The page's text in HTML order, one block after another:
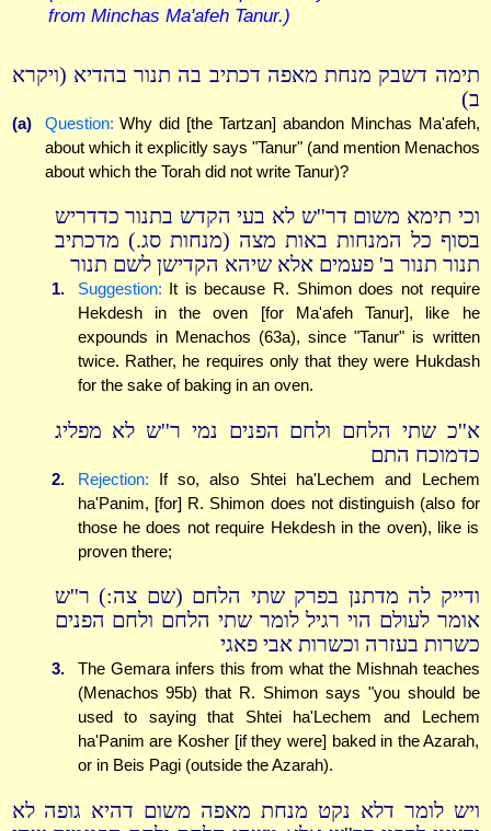
from Minchas Ma'afeh Tanur.)
תימה דשבק מנחת מאפה דכתיב בה תנור בהדיא (ויקרא
ב)
(a) Question: Why did [the Tartzan] abandon Minchas Ma'afeh,
about which it explicitly says "Tanur" (and mention Menachos
about which the Torah did not write Tanur)?
וכי תימא משום דר''ש לא בעי הקדש בתנור כדדריש
בסוף כל המנחות באות מצה (מנחות סג.) מדכתיב
תנור תנור ב' פעמים אלא שיהא הקדישן לשם תנור
1. Suggestion: It is because R. Shimon does not require
Hekdesh in the oven [for Ma'afeh Tanur], like he
expounds in Menachos (63a), since "Tanur" is written
twice. Rather, he requires only that they were Hukdash
for the sake of baking in an oven.
א''כ שתי הלחם ולחם הפנים נמי ר''ש לא מפליג
כדמוכח התם
2. Rejection: If so, also Shtei ha'Lechem and Lechem
ha'Panim, [for] R. Shimon does not distinguish (also for
those he does not require Hekdesh in the oven), like is
proven there;
ודייק לה מדתנן בפרק שתי הלחם (שם צה:) ר''ש
אומר לעולם הוי רגיל לומר שתי הלחם ולחם הפנים
כשרות בעזרה וכשרות אבי פאגי
3.
The Gemara infers this from what the Mishnah teaches
(Menachos 95b) that R. Shimon says "you should be
used to saying that Shtei ha'Lechem and Lechem
ha'Panim are Kosher [if they were] baked in the Azarah,
or in Beis Pagi (outside the Azarah).
ויש לומר דלא נקט מנחת מאפה משום דהיא גופה לא